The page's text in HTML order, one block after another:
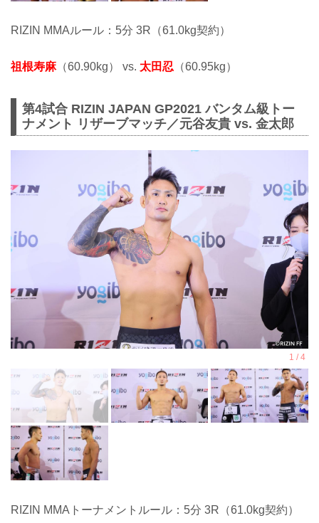
RIZIN MMAルール：5分 3R（61.0kg契約）
祖根寿麻（60.90kg） vs. 太田忍 （60.95kg）
第4試合 RIZIN JAPAN GP2021 バンタム級トー
ナメント リザーブマッチ／元谷友貴 vs. 金太郎
RIZIN MMAトーナメントルール：5分 3R（61.0kg契約）